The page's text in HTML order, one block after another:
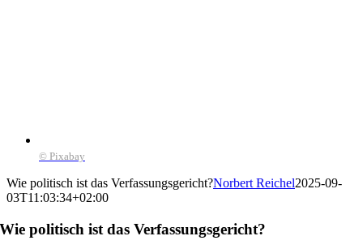
© Pixabay
Wie politisch ist das Verfassungsgericht?Norbert Reichel2025-09-
03T11:03:34+02:00
Wie politisch ist das Verfassungsgericht?